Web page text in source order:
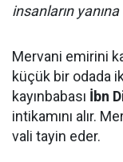
insanların yanına
Mervani emirini
küçük bir odada
kayınbabası İbn
intikamını alır.
vali tayin eder.